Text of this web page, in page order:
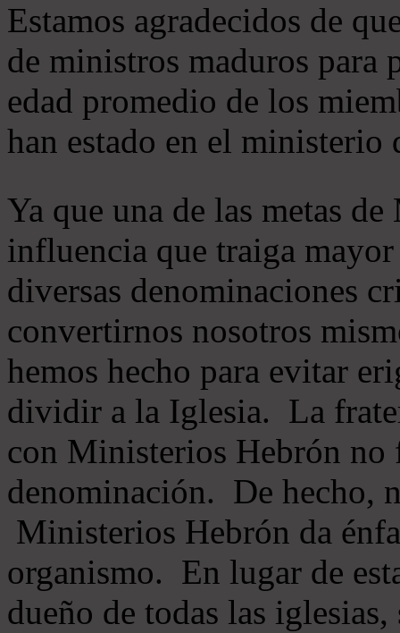
Estamos agradecidos de
de ministros maduros
edad promedio de los
han estado en el ministerio
Ya que una de las metas
influencia que traiga
diversas denominaciones
convertirnos nosotros
hemos hecho para evitar
dividir a la Iglesia. La
con Ministerios Hebrón no
denominación. De hecho,
Ministerios Hebrón da
organismo. En lugar de
dueño de todas las